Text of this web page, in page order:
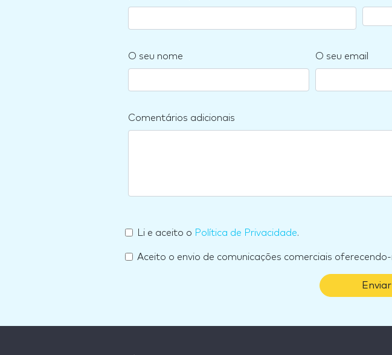
O seu nome O seu email
Comentários adicionais
Li e aceito o Política de Privacidade.
Aceito o envio de comunicações comerciais